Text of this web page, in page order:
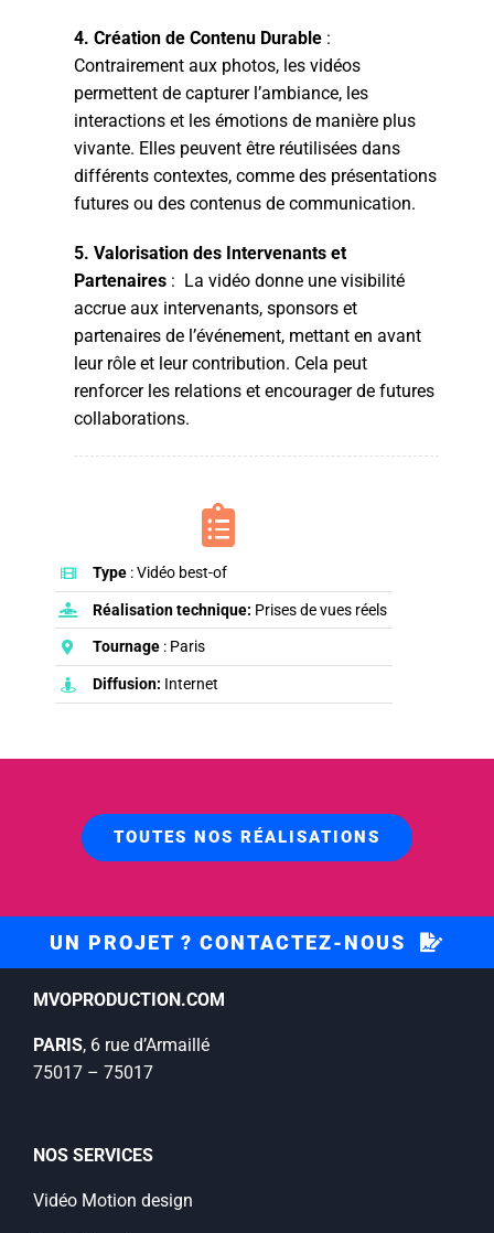
4. Création de Contenu Durable :
Contrairement aux photos, les vidéos
permettent de capturer l’ambiance, les
interactions et les émotions de manière plus
vivante. Elles peuvent être réutilisées dans
différents contextes, comme des présentations
futures ou des contenus de communication.
5. Valorisation des Intervenants et
Partenaires : La vidéo donne une visibilité
accrue aux intervenants, sponsors et
partenaires de l’événement, mettant en avant
leur rôle et leur contribution. Cela peut
renforcer les relations et encourager de futures
collaborations.
Type: Vidéo best-of
Réalisation technique: Prises de vues réels
Tournage: Paris
Diffusion: Internet
TOUTES NOS RÉALISATIONS
UN PROJET ? CONTACTEZ-NOUS
MVOPRODUCTION.COM
PARIS, 6 rue d’Armaillé
75017 – 75017
NOS SERVICES
Vidéo Motion design